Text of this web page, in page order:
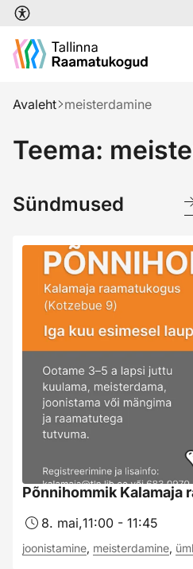
Liigu edasi põhisisu juurde
Avaleht meisterdamine
Teema:
Sündmused
Põnnihommik Kalamaja
8. mai,11:00 - 11:45
joonistamine, meisterdamine,